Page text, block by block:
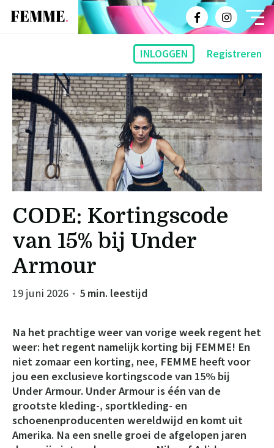
INLOGGEN Registreren
CODE: Kortingscode
van 15% bij Under
Armour
19 juni 2026 ● 5 min. leestijd
Na het prachtige weer van vorige week regent het
weer: het regent namelijk korting bij FEMME! En
niet zomaar een korting, nee, FEMME heeft voor
jou een exclusieve kortingscode van 15% bij
Under Armour. Under Armour is één van de
grootste kleding-, sportkleding- en
schoenenproducenten wereldwijd en komt uit
Amerika. Na een snelle groei de afgelopen jaren